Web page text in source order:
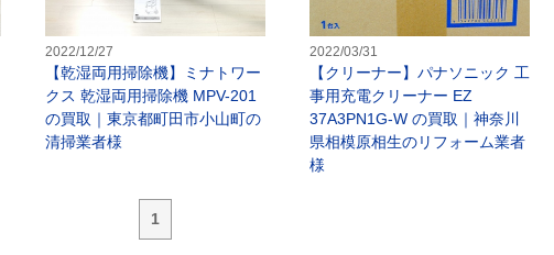
2022/12/27
【乾湿両用掃除機】ミナトワー
クス 乾湿両用掃除機 MPV-201
の買取｜東京都町田市小山町の
清掃業者様
2022/03/31
【クリーナー】パナソニック 工
事用充電クリーナー EZ
37A3PN1G-W の買取｜神奈川
県相模原相生のリフォーム業者
様
1